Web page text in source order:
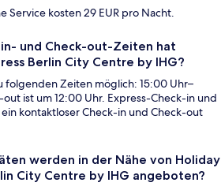
Service kosten 29 EUR pro Nacht.
und Check-out-Zeiten hat
Berlin City Centre by IHG?
folgenden Zeiten möglich: 15:00 Uhr–
ist um 12:00 Uhr. Express-Check-in und
kontaktloser Check-in und Check-out
werden in der Nähe von Holiday
City Centre by IHG angeboten?